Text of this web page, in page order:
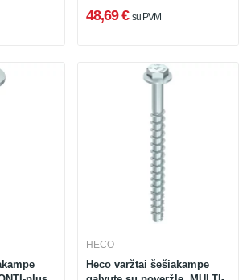
48,69 € su PVM
HECO
Heco varžtai šešiakampe